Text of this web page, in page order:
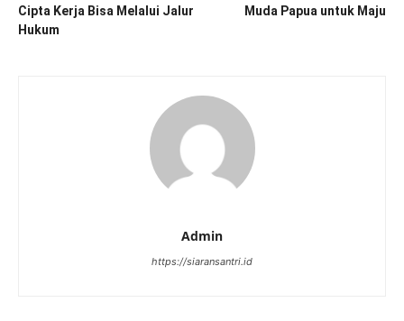
Cipta Kerja Bisa Melalui Jalur
Hukum
Muda Papua untuk Maju
Admin
https://siaransantri.id